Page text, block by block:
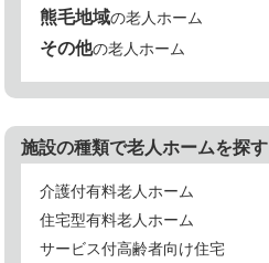
熊毛地域の老人ホーム
その他の老人ホーム
施設の種類で老人ホームを探す
介護付有料老人ホーム
住宅型有料老人ホーム
サービス付高齢者向け住宅